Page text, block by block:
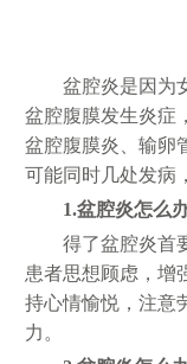
盆腔炎是因为
盆腔腹膜发生炎症
盆腔腹膜炎、输卵
可能同时几处发病
1.盆腔炎怎么
得了盆腔炎首
患者思想顾虑，增
持心情愉悦，注意
力。